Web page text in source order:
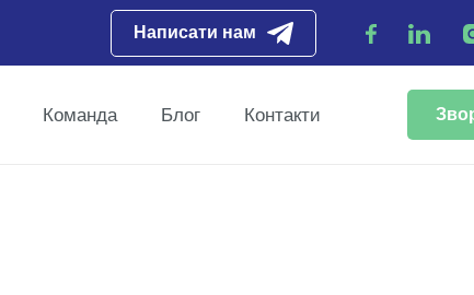
Написати нам
Команда Блог Контакти